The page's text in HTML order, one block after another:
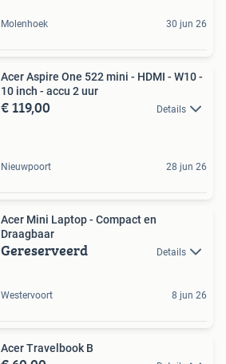
Molenhoek 30 jun 26
Acer Aspire One 522 mini - HDMI - W10 -
10 inch - accu 2 uur
€ 119,00 Details
Nieuwpoort 28 jun 26
Acer Mini Laptop - Compact en
Draagbaar
Gereserveerd Details
Westervoort 8 jun 26
Acer Travelbook B